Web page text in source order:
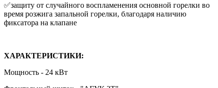
✅защиту от случайного воспламенения основной горелки во
время розжига запальной горелки, благодаря наличию
фиксатора на клапане
ХАРАКТЕРИСТИКИ:
Мощность - 24 кВт